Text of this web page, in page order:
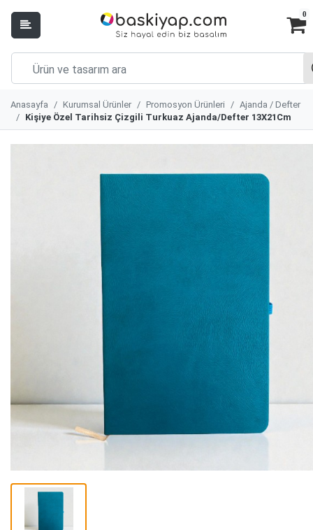
0
Anasayfa Kurumsal Ürünler Promosyon Ürünleri
Ajanda / Defter
Kişiye Özel Tarihsiz Çizgili Turkuaz Ajanda/Defter 13X21Cm